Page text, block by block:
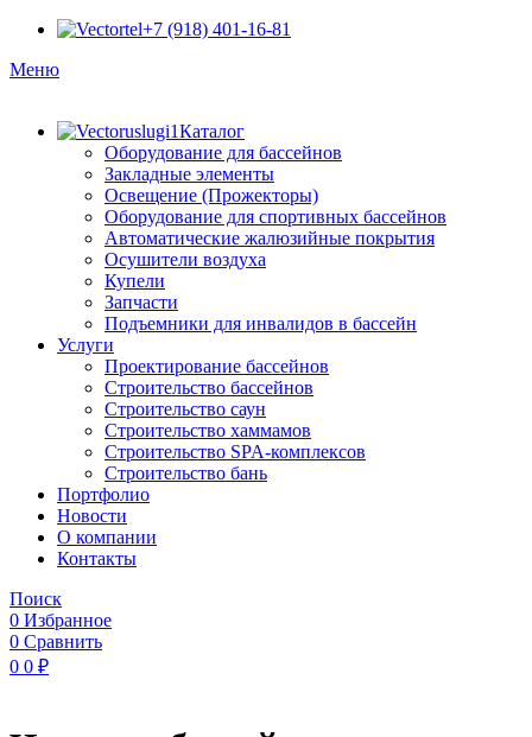
+7 (918) 401-16-81
Меню
Каталог
Оборудование для бассейнов
Закладные элементы
Освещение (Прожекторы)
Оборудование для спортивных бассейнов
Автоматические жалюзийные покрытия
Осушители воздуха
Купели
Запчасти
Подъемники для инвалидов в бассейн
Услуги
Проектирование бассейнов
Строительство бассейнов
Строительство саун
Строительство хаммамов
Строительство SPA-комплексов
Строительство бань
Портфолио
Новости
O компании
Контакты
Поиск
0 Избранное
0 Сравнить
0 0 ₽